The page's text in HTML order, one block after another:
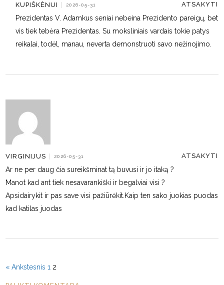
KUPIŠKĖNUI | 2026-05-31 ATSAKYTI
Prezidentas V. Adamkus seniai nebeina Prezidento pareigų, bet
vis tiek tebėra Prezidentas. Su moksliniais vardais tokie patys
reikalai, todėl, manau, neverta demonstruoti savo nežinojimo.
VIRGINIJUS | 2026-05-31 ATSAKYTI
Ar ne per daug čia sureikšminat tą buvusi ir jo itaką ?
Manot kad ant tiek nesavarankiški ir begalviai visi ?
Apsidairykit ir pas save visi pažiūrėkit.Kaip ten sako juokias puodas
kad katilas juodas
« Ankstesnis 1 2